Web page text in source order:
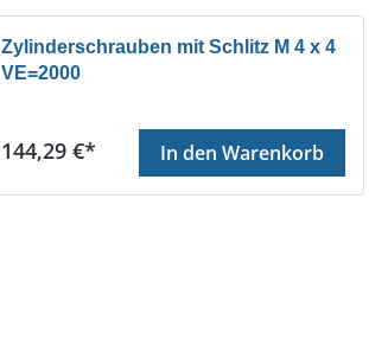
Zylinderschrauben mit Schlitz M 4 x 4
VE=2000
Regulärer Preis:
144,29 €* In den Warenkorb